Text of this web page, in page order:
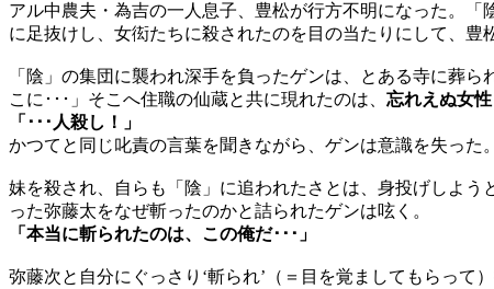
アル中農夫・為吉の一人息子、豊松が行方不明になった。
に足抜けし、女衒たちに殺されたのを目の当たりにして、
「陰」の集団に襲われ深手を負ったゲンは、とある寺に葬
こに･･･」そこへ住職の仙蔵と共に現れたのは、 忘れえぬ女
「･･･人殺し！」
かつてと同じ叱責の言葉を聞きながら、ゲンは意識を失った。
妹を殺され、自らも「陰」に追われたさとは、身投げしよ
った弥藤太をなぜ斬ったのかと詰られたゲンは呟く。
「本当に斬られたのは、この俺だ･･･」
弥藤次と自分にぐっさり‘斬られ’（＝目を覚ましてもらって